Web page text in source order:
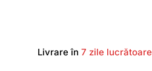
Livrare în 7 zile lucrătoare